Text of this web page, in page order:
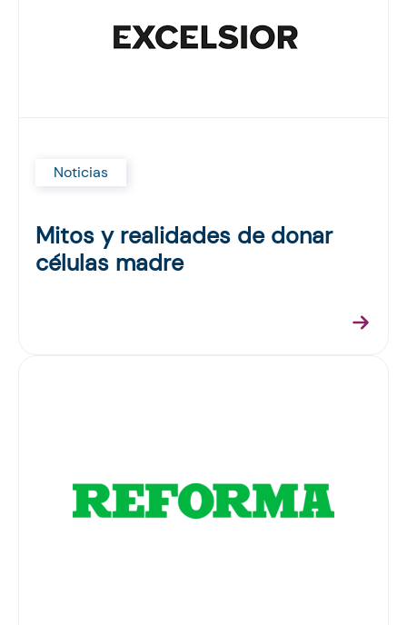
Noticias
Mitos y realidades de donar
células madre